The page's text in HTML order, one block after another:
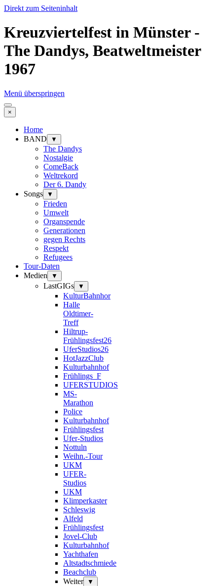
Direkt zum Seiteninhalt
Kreuzviertelfest in Münster -
The Dandys, Beatweltmeister
1967
Menü überspringen
×
Home
BAND
▼
The Dandys
Nostalgie
ComeBack
Weltrekord
Der 6. Dandy
Songs
▼
Frieden
Umwelt
Organspende
Generationen
gegen Rechts
Respekt
Refugees
Tour-Daten
Medien
▼
LastGIGs ▼
KulturBahnhor
Halle
Oldtimer-
Treff
Hiltrup-
Frühlingsfest26
UferStudios26
HotJazzClub
Kulturbahnhof
Frühlings_F
UFERSTUDIOS
MS-
Marathon
Police
Kulturbahnhof
Frühlingsfest
Ufer-Studios
Nottuln
Weihn.-Tour
UKM
UFER-
Studios
UKM
Klimperkaster
Schleswig
Alfeld
Frühlingsfest
Jovel-Club
Kulturbahnhof
Yachthafen
Altstadtschmiede
Beachclub
Weiter
▼